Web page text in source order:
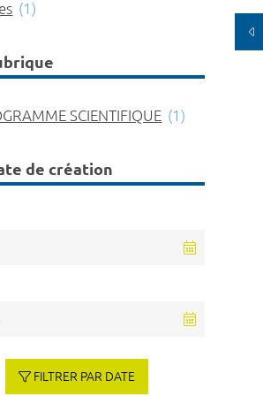
(1)
SCIENTIFIQUE (1)
de création
FILTRER PAR DATE